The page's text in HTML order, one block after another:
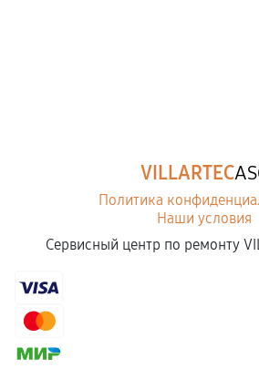
VILLARTEC
Политика
Наши условия
Сервисный центр по ремонту